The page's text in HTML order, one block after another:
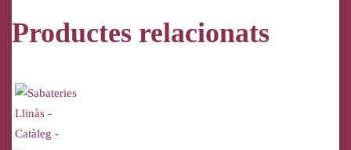
Productes relacionats